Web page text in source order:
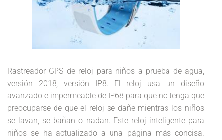
Rastreador GPS de reloj para niños a prueba de agua,
versión 2018, versión IP8. El reloj usa un diseño
avanzado e impermeable de IP68 para que no tenga que
preocuparse de que el reloj se dañe mientras los niños
se lavan, se bañan o nadan. Este reloj inteligente para
niños se ha actualizado a una página más concisa.